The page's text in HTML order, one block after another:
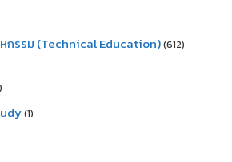
รรม (Technical Education)(612)
(1)